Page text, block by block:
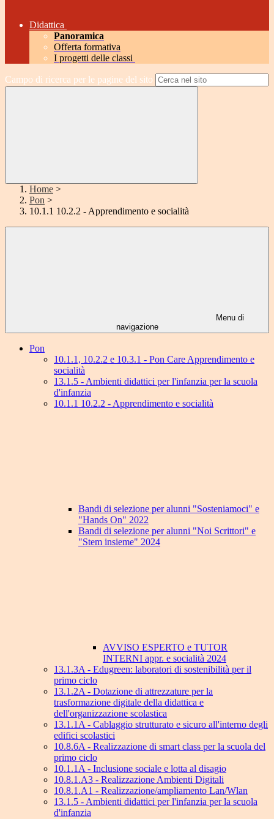
Didattica
Panoramica
Offerta formativa
I progetti delle classi
Campo di ricerca per le pagine del sito
Home >
Pon >
10.1.1 10.2.2 - Apprendimento e socialità
Menu di
navigazione
Pon
10.1.1, 10.2.2 e 10.3.1 - Pon Care Apprendimento e
socialità
13.1.5 - Ambienti didattici per l'infanzia per la scuola
d'infanzia
10.1.1 10.2.2 - Apprendimento e socialità
Bandi di selezione per alunni "Sosteniamoci" e
"Hands On" 2022
Bandi di selezione per alunni "Noi Scrittori" e
"Stem insieme" 2024
AVVISO ESPERTO e TUTOR
INTERNI appr. e socialità 2024
13.1.3A - Edugreen: laboratori di sostenibilità per il
primo ciclo
13.1.2A - Dotazione di attrezzature per la
trasformazione digitale della didattica e
dell'organizzazione scolastica
13.1.1A - Cablaggio strutturato e sicuro all'interno degli
edifici scolastici
10.8.6A - Realizzazione di smart class per la scuola del
primo ciclo
10.1.1A - Inclusione sociale e lotta al disagio
10.8.1.A3 - Realizzazione Ambienti Digitali
10.8.1.A1 - Realizzazione/ampliamento Lan/Wlan
13.1.5 - Ambienti didattici per l'infanzia per la scuola
d'infanzia